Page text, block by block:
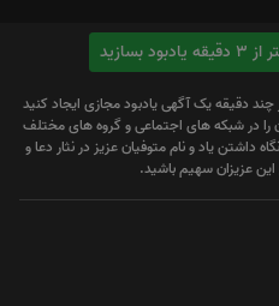
دقیقه یک آگهی یادبود مجازی ایجاد کنید
را در شبکه های اجتماعی و گروه های مختلف
داشتن یاد و نام متوفیان عزیز در نثار دعا و
عزیزان سهیم باشید.